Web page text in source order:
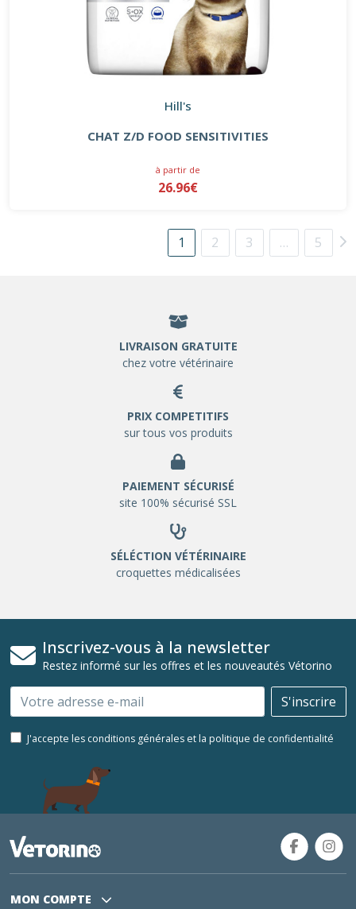
Hill's
CHAT Z/D FOOD SENSITIVITIES
à partir de
26.96€
1 2 3 … 5
LIVRAISON GRATUITE
chez votre vétérinaire
PRIX COMPETITIFS
sur tous vos produits
PAIEMENT SÉCURISÉ
site 100% sécurisé SSL
SÉLÉCTION VÉTÉRINAIRE
croquettes médicalisées
Inscrivez-vous à la newsletter
Restez informé sur les offres et les nouveautés Vétorino
Email S'inscrire
J'accepte les conditions générales et la politique de confidentialité
MON COMPTE